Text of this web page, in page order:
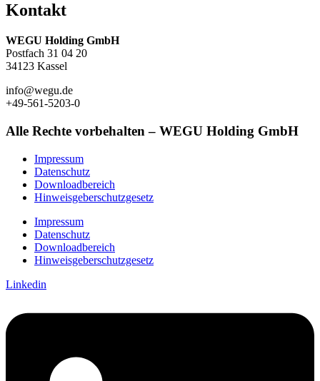
Kontakt
WEGU Holding GmbH
Postfach 31 04 20
34123 Kassel
info@wegu.de
+49-561-5203-0
Alle Rechte vorbehalten – WEGU Holding GmbH
Impressum
Datenschutz
Downloadbereich
Hinweisgeberschutzgesetz
Impressum
Datenschutz
Downloadbereich
Hinweisgeberschutzgesetz
Linkedin